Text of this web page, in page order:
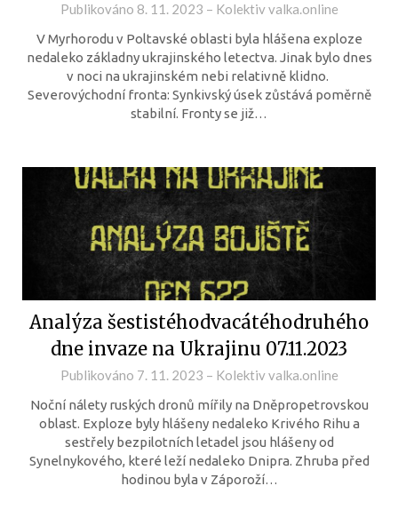
Publikováno 8. 11. 2023 – Kolektiv valka.online
V Myrhorodu v Poltavské oblasti byla hlášena exploze
nedaleko základny ukrajinského letectva. Jinak bylo dnes
v noci na ukrajinském nebi relativně klidno.
Severovýchodní fronta: Synkivský úsek zůstává poměrně
stabilní. Fronty se již…
Analýza šestistéhodvacátéhodruhého
dne invaze na Ukrajinu 07.11.2023
Publikováno 7. 11. 2023 – Kolektiv valka.online
Noční nálety ruských dronů mířily na Dněpropetrovskou
oblast. Exploze byly hlášeny nedaleko Krivého Rihu a
sestřely bezpilotních letadel jsou hlášeny od
Synelnykového, které leží nedaleko Dnipra. Zhruba před
hodinou byla v Záporoží…